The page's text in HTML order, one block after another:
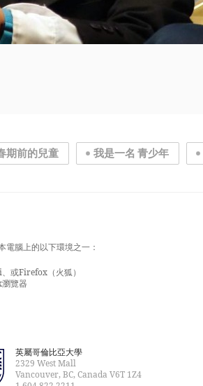
期前的兒童 我是一名 青少年
電腦上的以下環境之一：
或Firefox（火狐）
覽器
英屬哥倫比亞大學
2329 West Mall
Vancouver, BC, Canada V6T 1Z4